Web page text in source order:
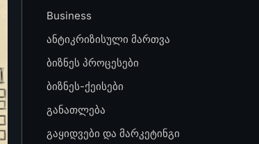
Business
ანტიკრიზისული მართვა
ბიზნეს პროცესები
ბიზნეს-ქეისები
განათლება
გაყიდვები და მარკეტინგი